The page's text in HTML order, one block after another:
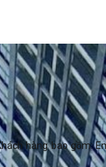
hàng bao gồm: